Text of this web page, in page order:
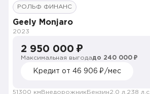
РОЛЬФ ФИНАНС
Geely Monjaro
2023
2 950 000 ₽
Максимальная выгодадо 240 000 ₽
Кредит от 46 906 ₽/мес
51300 км Внедорожник Бензин2.0 л. 238 л.с.